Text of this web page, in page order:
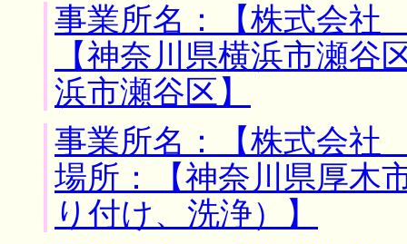
事業所名：【株式会
【神奈川県横浜市瀬谷
浜市瀬谷区】
事業所名：【株式会
場所：【神奈川県厚木
り付け、洗浄）】